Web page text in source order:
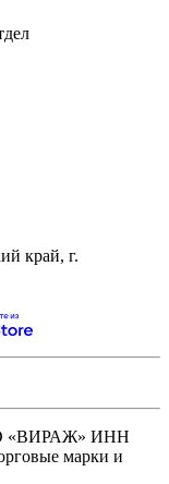
край, г.
«ВИРАЖ» ИНН
марки и